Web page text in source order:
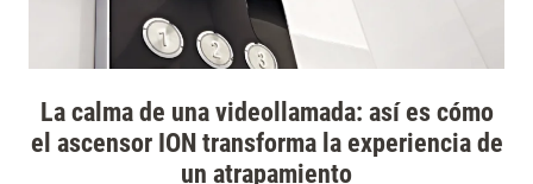
La calma de una videollamada: así es cómo
el ascensor ION transforma la experiencia de
un atrapamiento